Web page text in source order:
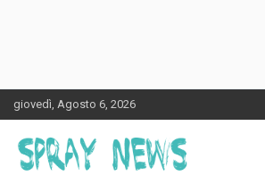
Skip
to
content
giovedì, Agosto 6, 2026